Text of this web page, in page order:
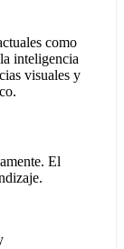
como
inteligencia
visuales y
El